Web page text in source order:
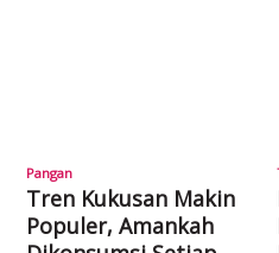
Pangan
Tren Kukusan Makin
Populer, Amankah